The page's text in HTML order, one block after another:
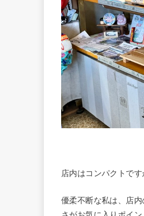
店内はコンパクトで
優柔不断な私は、店